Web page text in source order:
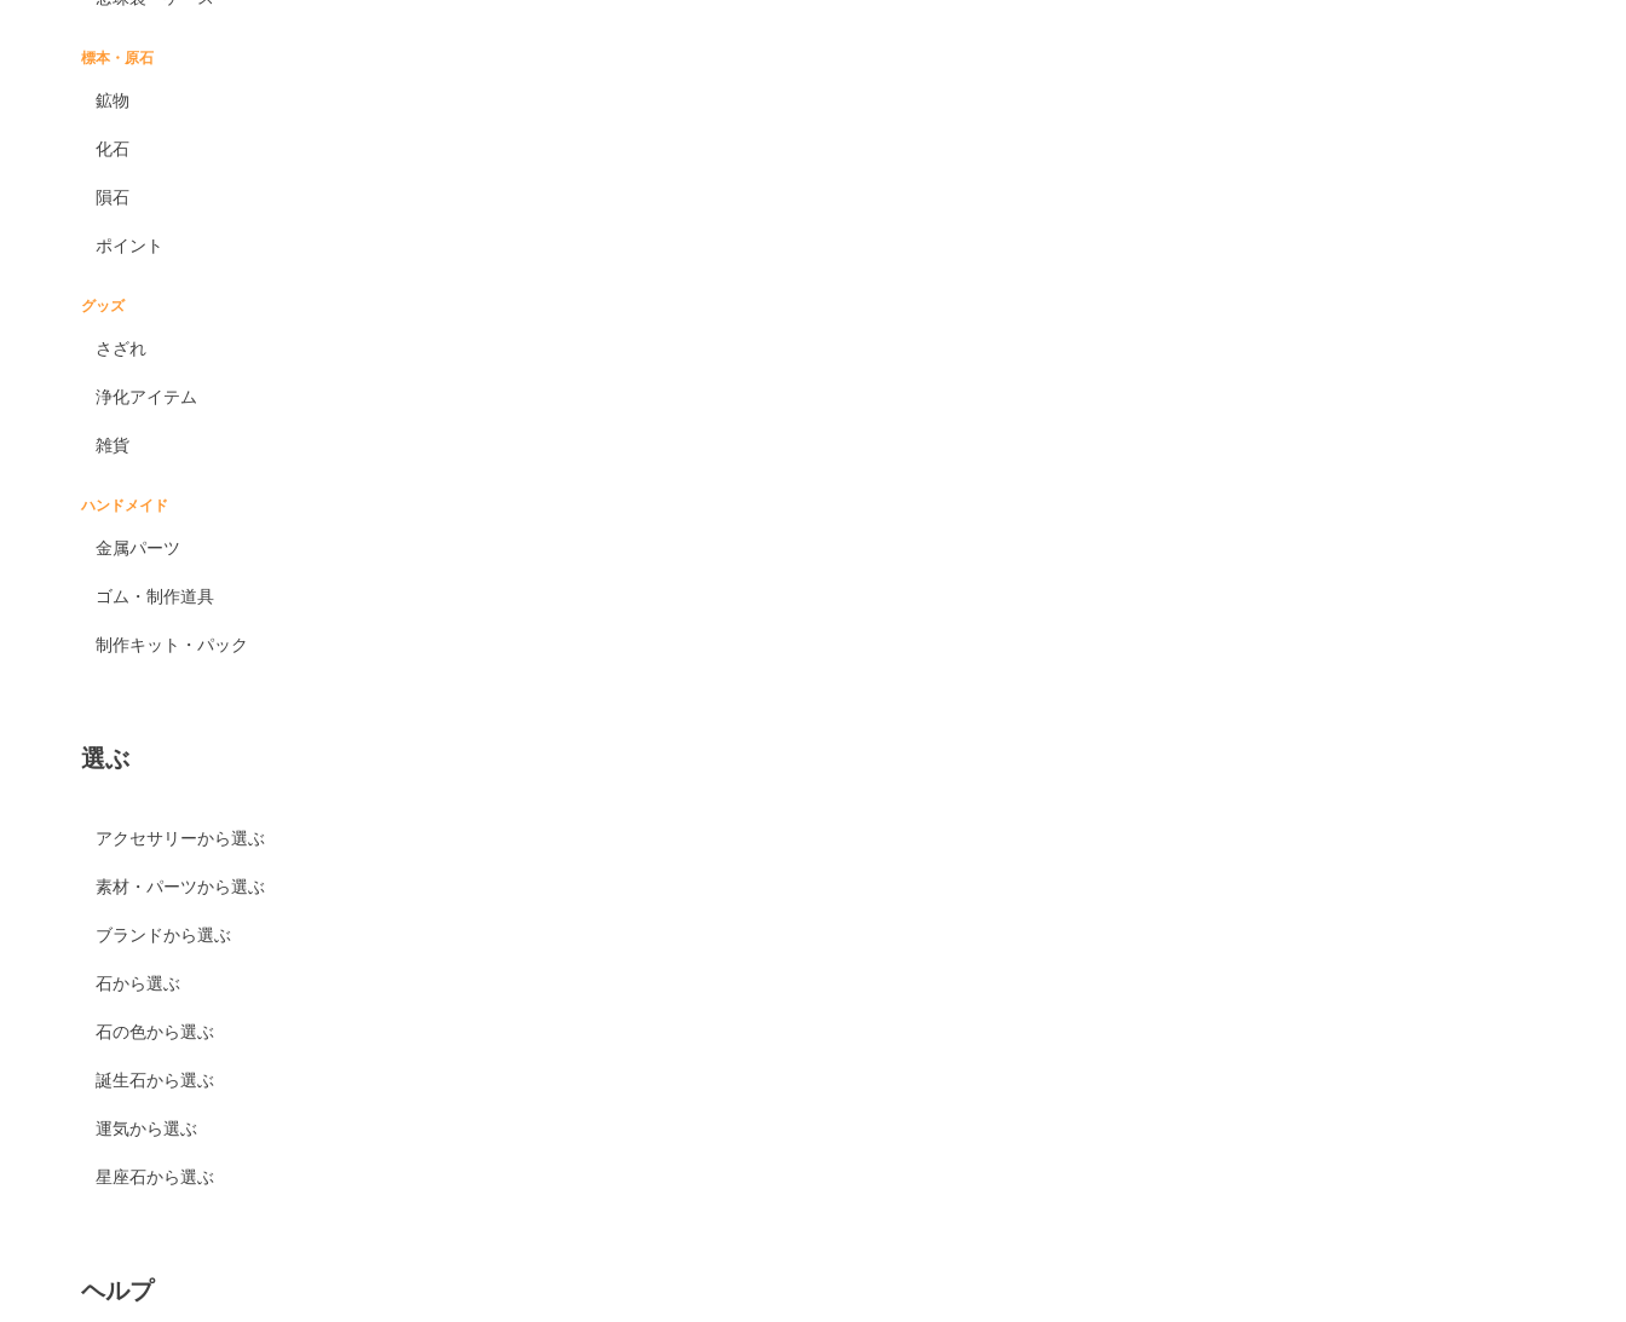
標本・原石
鉱物
化石
隕石
ポイント
グッズ
さざれ
浄化アイテム
雑貨
ハンドメイド
金属パーツ
ゴム・制作道具
制作キット・パック
選ぶ
アクセサリーから選ぶ
素材・パーツから選ぶ
ブランドから選ぶ
石から選ぶ
石の色から選ぶ
誕生石から選ぶ
運気から選ぶ
星座石から選ぶ
ヘルプ